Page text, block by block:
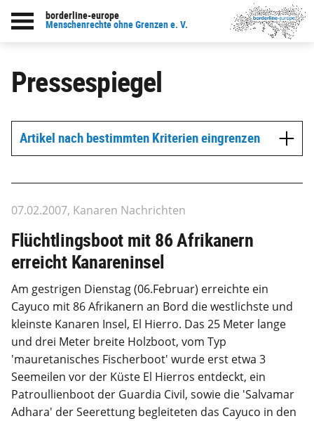
borderline-europe
Menschenrechte ohne Grenzen e. V.
Pressespiegel
Artikel nach bestimmten Kriterien eingrenzen
07.02.2007, Kanaren Nachrichten
Flüchtlingsboot mit 86 Afrikanern
erreicht Kanareninsel
Am gestrigen Dienstag (06.Februar) erreichte ein
Cayuco mit 86 Afrikanern an Bord die westlichste und
kleinste Kanaren Insel, El Hierro. Das 25 Meter lange
und drei Meter breite Holzboot, vom Typ
'mauretanisches Fischerboot' wurde erst etwa 3
Seemeilen vor der Küste El Hierros entdeckt, ein
Patroullienboot der Guardia Civil, sowie die 'Salvamar
Adhara' der Seerettung begleiteten das Cayuco in den